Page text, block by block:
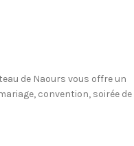
de Naours vous offre un
convention, soirée de